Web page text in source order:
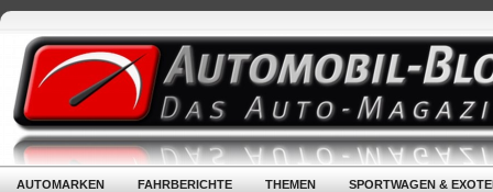
AUTOMARKEN FAHRBERICHTE THEMEN SPORTWAGEN &